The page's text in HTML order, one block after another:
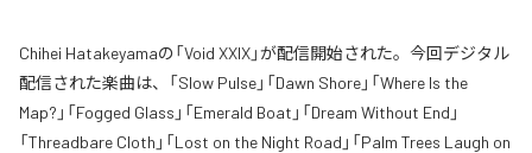
Chihei Hatakeyamaの「Void XXIX」が配信開始された。今回デジタル
配信された楽曲は、「Slow Pulse」「Dawn Shore」「Where Is the
Map?」「Fogged Glass」「Emerald Boat」「Dream Without End」
「Threadbare Cloth」「Lost on the Night Road」「Palm Trees Laugh on